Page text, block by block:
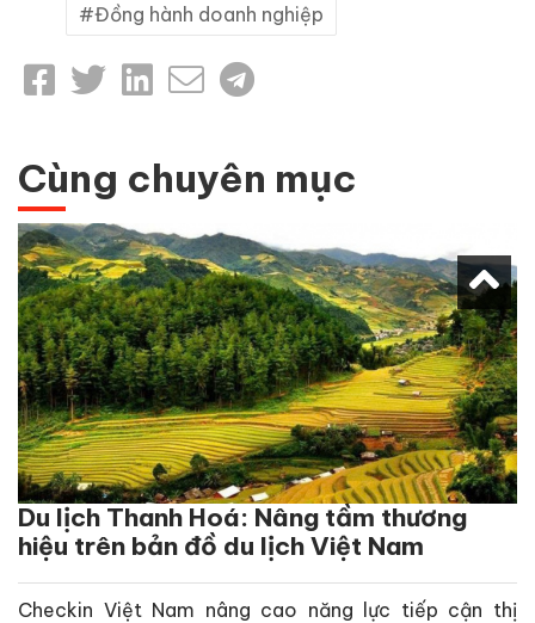
Đồng hành doanh nghiệp
Cùng chuyên mục
Du lịch Thanh Hoá: Nâng tầm thương
hiệu trên bản đồ du lịch Việt Nam
Checkin Việt Nam nâng cao năng lực tiếp cận thị